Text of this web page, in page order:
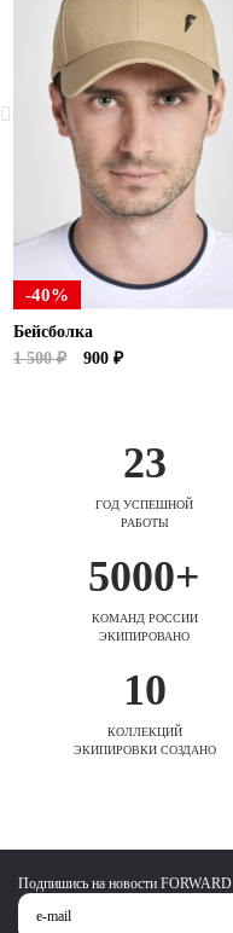
-40%
Бейсболка
1 500 ₽
900 ₽
23
ГОД УСПЕШНОЙ
РАБОТЫ
5000+
КОМАНД РОССИИ
ЭКИПИРОВАНО
10
КОЛЛЕКЦИЙ
ЭКИПИРОВКИ СОЗДАНО
Подпишись на новости FORWARD